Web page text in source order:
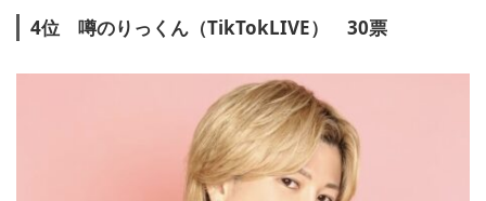
4位 噂のりっくん（TikTokLIVE） 30票